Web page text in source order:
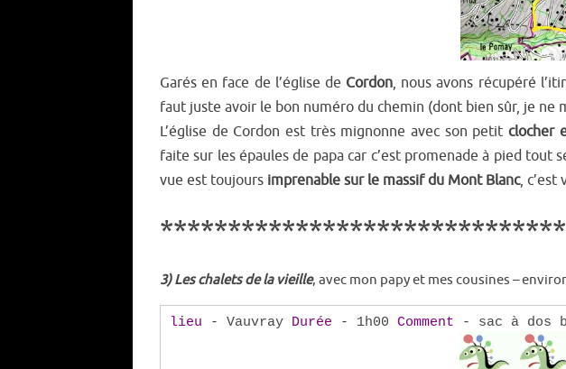
Garés en face de l’église de Cordon, nous avons récupéré
faut juste avoir le bon numéro du chemin (dont bien sûr, je ne
L’église de Cordon est très mignonne avec son petit clocher
faite sur les épaules de papa car c’est promenade à pied tout
vue est toujours imprenable sur le massif du Mont Blanc, c’est
3) Les chalets de la vieille, avec mon papy et mes cousines –
lieu - Vauvray Durée - 1h00 Comment - sac à dos